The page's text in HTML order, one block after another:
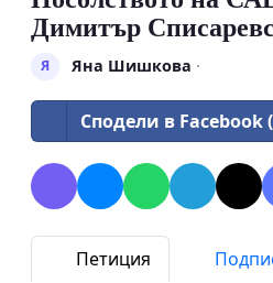
Димитър
Я Яна Шишкова ·
Сподели в Facebook
Петиция